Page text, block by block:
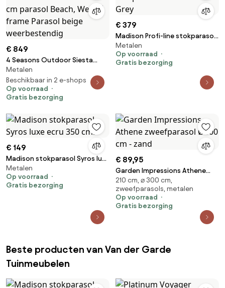
€ 849
4 Seasons Outdoor Siesta
PREMIUM 300 x 300 cm parasol
Beach, Wegné frame Parasol
beige weerbestendig
Metalen
Beschikbaar in 2 e-shops
Op voorraad
Gratis bezorging
€ 379
Madison Profi-line stokparasol
350x350 cm. Grey
Metalen
Op voorraad
Gratis bezorging
€ 149
Madison stokparasol Syros luxe
ecru 350 cm.
Metalen
Op voorraad
Gratis bezorging
€ 89,95
Garden Impressions Athene
zweefparasol Ø300 cm - zand
210 cm, ⌀ 300 cm,
zweefparasols, metalen
Op voorraad
Gratis bezorging
Beste producten van Van der Garde
Tuinmeubelen